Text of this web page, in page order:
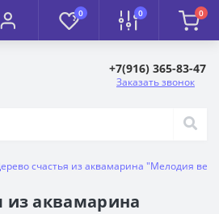
0 0 0
+7(916) 365-83-47
Заказать звонок
счастья из аквамарина "Мелодия
из аквамарина